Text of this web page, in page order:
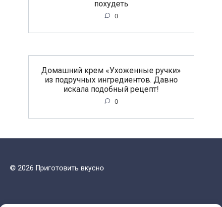
похудеть
0
Домашний крем «Ухоженные ручки»
из подручных ингредиентов. Давно
искала подобный рецепт!
0
© 2026 Приготовить вкусно